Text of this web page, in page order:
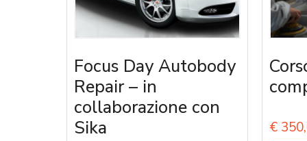
Focus Day Autobody
Repair – in
collaborazione con
Sika
€